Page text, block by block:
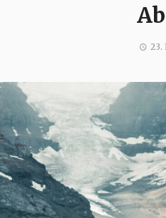
23.